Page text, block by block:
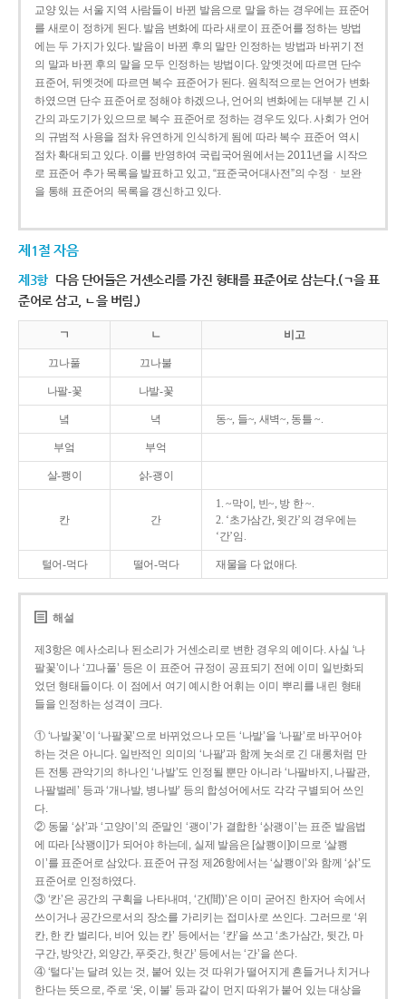
교양 있는 서울 지역 사람들이 바뀐 발음으로 말을 하는 경우에는 표준어
를 새로이 정하게 된다. 발음 변화에 따라 새로이 표준어를 정하는 방법
에는 두 가지가 있다. 발음이 바뀐 후의 말만 인정하는 방법과 바뀌기 전
의 말과 바뀐 후의 말을 모두 인정하는 방법이다. 앞엣것에 따르면 단수
표준어, 뒤엣것에 따르면 복수 표준어가 된다. 원칙적으로는 언어가 변화
하였으면 단수 표준어로 정해야 하겠으나, 언어의 변화에는 대부분 긴 시
간의 과도기가 있으므로 복수 표준어로 정하는 경우도 있다. 사회가 언어
의 규범적 사용을 점차 유연하게 인식하게 됨에 따라 복수 표준어 역시
점차 확대되고 있다. 이를 반영하여 국립국어원에서는 2011년을 시작으
로 표준어 추가 목록을 발표하고 있고, “표준국어대사전”의 수정ㆍ보완
을 통해 표준어의 목록을 갱신하고 있다.
제1절 자음
제3항 다음 단어들은 거센소리를 가진 형태를 표준어로 삼는다.(ㄱ을 표
준어로 삼고, ㄴ을 버림.)
ㄱ ㄴ 비고
끄나풀 끄나불
나팔-꽃 나발-꽃
녘 녁 동~, 들~, 새벽~, 동틀 ~.
부엌 부억
살-쾡이 삵-괭이
칸 간
1. ~막이, 빈~, 방 한 ~.
2. ‘초가삼간, 윗간’의 경우에는
‘간’임.
털어-먹다 떨어-먹다 재물을 다 없애다.
해설
제3항은 예사소리나 된소리가 거센소리로 변한 경우의 예이다. 사실 ‘나
팔꽃’이나 ‘끄나풀’ 등은 이 표준어 규정이 공표되기 전에 이미 일반화되
었던 형태들이다. 이 점에서 여기 예시한 어휘는 이미 뿌리를 내린 형태
들을 인정하는 성격이 크다.
① ‘나발꽃’이 ‘나팔꽃’으로 바뀌었으나 모든 ‘나발’을 ‘나팔’로 바꾸어야
하는 것은 아니다. 일반적인 의미의 ‘나팔’과 함께 놋쇠로 긴 대롱처럼 만
든 전통 관악기의 하나인 ‘나발’도 인정될 뿐만 아니라 ‘나팔바지, 나팔관,
나팔벌레’ 등과 ‘개나발, 병나발’ 등의 합성어에서도 각각 구별되어 쓰인
다.
② 동물 ‘삵’과 ‘고양이’의 준말인 ‘괭이’가 결합한 ‘삵괭이’는 표준 발음법
에 따라 [삭꽹이]가 되어야 하는데, 실제 발음은 [살쾡이]이므로 ‘살쾡
이’를 표준어로 삼았다. 표준어 규정 제26항에서는 ‘살쾡이’와 함께 ‘삵’도
표준어로 인정하였다.
③ ‘칸’은 공간의 구획을 나타내며, ‘간(間)’은 이미 굳어진 한자어 속에서
쓰이거나 공간으로서의 장소를 가리키는 접미사로 쓰인다. 그러므로 ‘위
칸, 한 칸 벌리다, 비어 있는 칸’ 등에서는 ‘칸’을 쓰고 ‘초가삼간, 뒷간, 마
구간, 방앗간, 외양간, 푸줏간, 헛간’ 등에서는 ‘간’을 쓴다.
④ ‘털다’는 달려 있는 것, 붙어 있는 것 따위가 떨어지게 흔들거나 치거나
한다는 뜻으로, 주로 ‘옷, 이불’ 등과 같이 먼지 따위가 붙어 있는 대상을